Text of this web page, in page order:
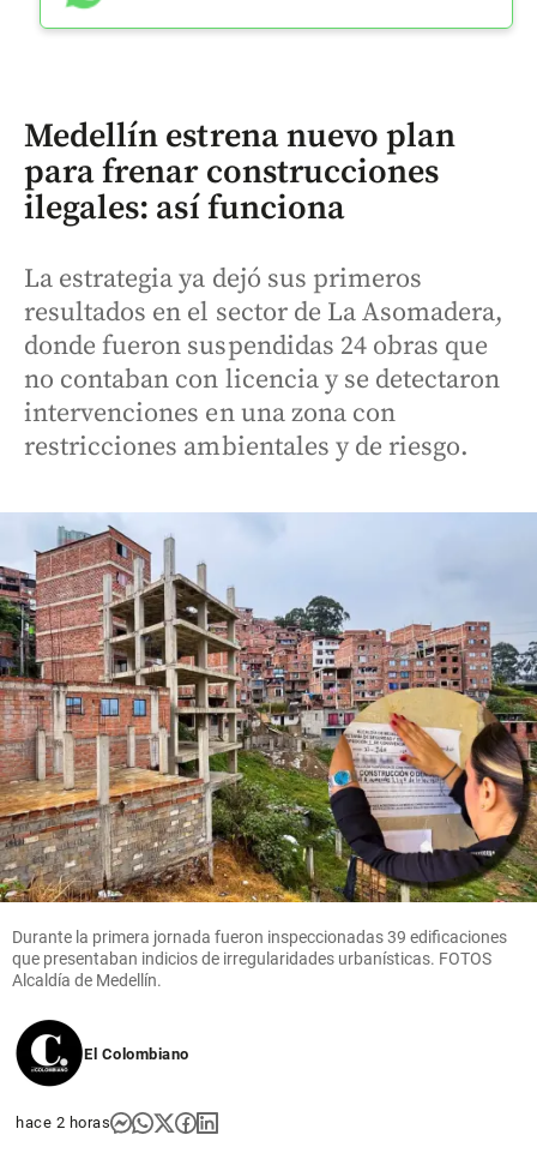
Medellín estrena nuevo plan
para frenar construcciones
ilegales: así funciona
La estrategia ya dejó sus primeros
resultados en el sector de La Asomadera,
donde fueron suspendidas 24 obras que
no contaban con licencia y se detectaron
intervenciones en una zona con
restricciones ambientales y de riesgo.
Durante la primera jornada fueron inspeccionadas 39 edificaciones
que presentaban indicios de irregularidades urbanísticas. FOTOS
Alcaldía de Medellín.
El Colombiano
hace 2 horas